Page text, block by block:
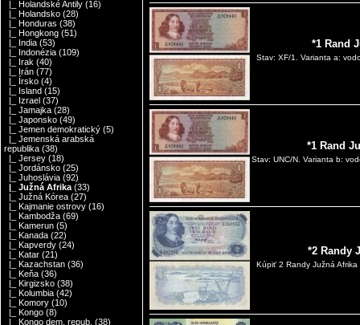
|_ Holandské Antily (16)
|_ Holandsko (28)
|_ Honduras (38)
|_ Hongkong (51)
|_ India (53)
|_ Indonézia (109)
|_ Irak (40)
|_ Irán (77)
|_ Írsko (4)
|_ Island (15)
|_ Izrael (37)
|_ Jamajka (28)
|_ Japonsko (49)
|_ Jemen demokratický (5)
|_ Jemenská arabská
republika (38)
|_ Jersey (18)
|_ Jordánsko (25)
|_ Juhoslávia (92)
|_ Južná Afrika (33)
|_ Južná Kórea (27)
|_ Kajmanie ostrovy (16)
|_ Kambodža (69)
|_ Kamerun (5)
|_ Kanada (22)
|_ Kapverdy (24)
|_ Katar (21)
|_ Kazachstan (36)
|_ Keňa (36)
|_ Kirgizsko (38)
|_ Kolumbia (42)
|_ Komory (10)
|_ Kongo (8)
|_ Kongo dem. repub. (38)
*1 Rand
Stav: XF/1. Varianta a:
*1 Rand
Stav: UNC/N. Varianta b:
*2 Randy
Kúpiť 2 Randy Južná